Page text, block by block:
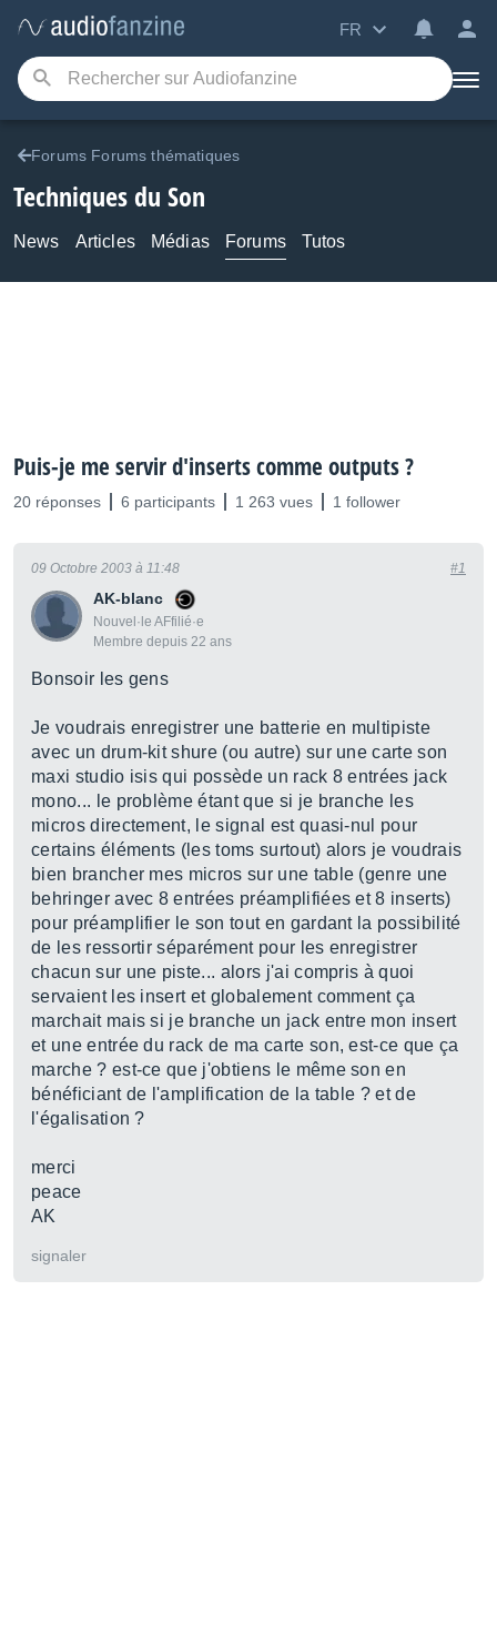
FR
Forums Forums thématiques
Techniques du Son
News Articles Médias Forums Tutos
Puis-je me servir d'inserts comme outputs ?
20 réponses 6 participants 1 263 vues 1 follower
AK-blanc
Nouvel·le AFfilié·e
Membre depuis 22 ans
09 Octobre 2003 à 11:48 #1
Bonsoir les gens
Je voudrais enregistrer une batterie en multipiste
avec un drum-kit shure (ou autre) sur une carte son
maxi studio isis qui possède un rack 8 entrées jack
mono... le problème étant que si je branche les
micros directement, le signal est quasi-nul pour
certains éléments (les toms surtout) alors je voudrais
bien brancher mes micros sur une table (genre une
behringer avec 8 entrées préamplifiées et 8 inserts)
pour préamplifier le son tout en gardant la possibilité
de les ressortir séparément pour les enregistrer
chacun sur une piste... alors j'ai compris à quoi
servaient les insert et globalement comment ça
marchait mais si je branche un jack entre mon insert
et une entrée du rack de ma carte son, est-ce que ça
marche ? est-ce que j'obtiens le même son en
bénéficiant de l'amplification de la table ? et de
l'égalisation ?
merci
peace
AK
signaler